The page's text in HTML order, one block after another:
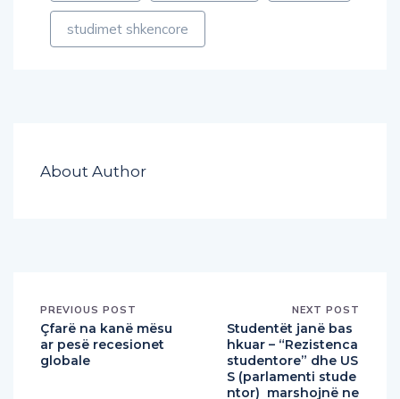
studimet shkencore
Çfarë na kanë mësu
ar pesë recesionet
globale
Studentët janë bas
hkuar – “Rezistenca
studentore” dhe US
S (parlamenti stude
ntor) marshojnë ne
sër së bashku